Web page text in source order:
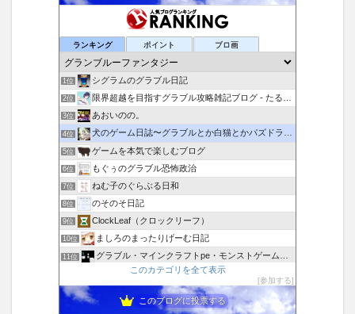
ランキング ポイント ブロ画
1位 シグラムのグラブル日記
2位 限界超越を目指すグラブル攻略雑記ブログ - たるたろす
3位 あおいのの。
4位 犬のゲーム日誌〜グラブルとか白猫とかパズドラな日々〜
5位 ゲームを本気で楽しむブログ
6位 もぐぅのグラブル恐怖政治
7位 ねむ子のぐらぶる日和
8位 のそのそ日記
9位 ClockLeaf（クロックリーフ）
10位 ましろのまったりげーむ日記
11位 グラブル・マインクラフトpe・モンストゲームブログ！
修羅鳩だより
13位 半ちゃーはん特盛り
NO "G" NO LIFE!
このカテゴリを全て表示
参加する
このブログに投票する